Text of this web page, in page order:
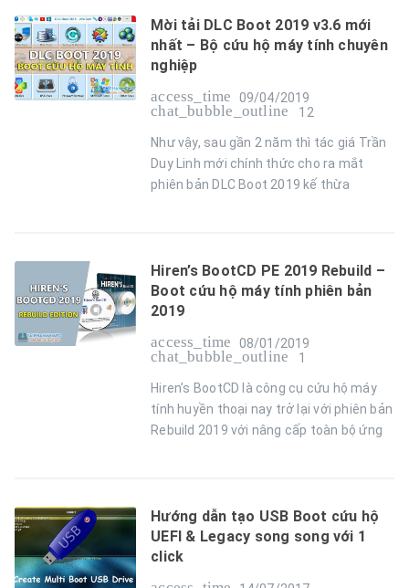
Mời tải DLC Boot 2019 v3.6 mới
nhất – Bộ cứu hộ máy tính chuyên
nghiệp
access_time
09/04/2019
chat_bubble_outline 12
Như vậy, sau gần 2 năm thì tác giá Trần
Duy Linh mới chính thức cho ra mắt
phiên bản DLC Boot 2019 kế thừa
Hiren’s BootCD PE 2019 Rebuild –
Boot cứu hộ máy tính phiên bản
2019
access_time
08/01/2019
chat_bubble_outline 1
Hiren’s BootCD là công cụ cứu hộ máy
tính huyền thoại nay trở lại với phiên bản
Rebuild 2019 với nâng cấp toàn bộ ứng
Hướng dẫn tạo USB Boot cứu hộ
UEFI & Legacy song song với 1
click